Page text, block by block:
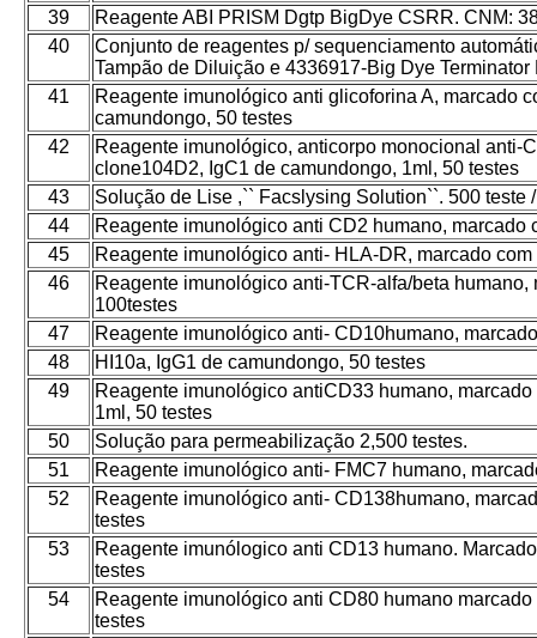
39
Reagente ABI PRISM Dgtp BigDye CSRR. CNM:
40
Conjunto de reagentes p/ sequenciamento
Tampão de Diluição e 4336917-Big Dye
41
Reagente imunológico anti glicoforina A, marcado
camundongo, 50 testes
42
Reagente imunológico, anticorpo monocional anti-
clone104D2, IgC1 de camundongo, 1ml, 50 testes
43
Solução de Lise ,`` Facslysing Solution``. 500 teste
44
Reagente imunológico anti CD2 humano,
45
Reagente imunológico anti- HLA-DR, marcado
46
Reagente imunológico anti-TCR-alfa/beta
100testes
47
Reagente imunológico anti- CD10humano,
48
HI10a, IgG1 de camundongo, 50 testes
49
Reagente imunológico antiCD33 humano,
1ml, 50 testes
50
Solução para permeabilização 2,500 testes.
51
Reagente imunológico anti- FMC7 humano,
52
Reagente imunológico anti- CD138humano,
testes
53
Reagente imunólogico anti CD13 humano.
testes
54
Reagente imunológico anti CD80 humano
testes